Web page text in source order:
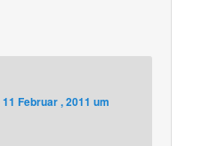
Februar , 2011 um